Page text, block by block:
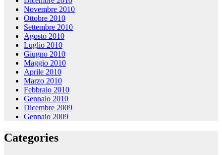
Novembre 2010
Ottobre 2010
Settembre 2010
Agosto 2010
Luglio 2010
Giugno 2010
Maggio 2010
Aprile 2010
Marzo 2010
Febbraio 2010
Gennaio 2010
Dicembre 2009
Gennaio 2009
Categories